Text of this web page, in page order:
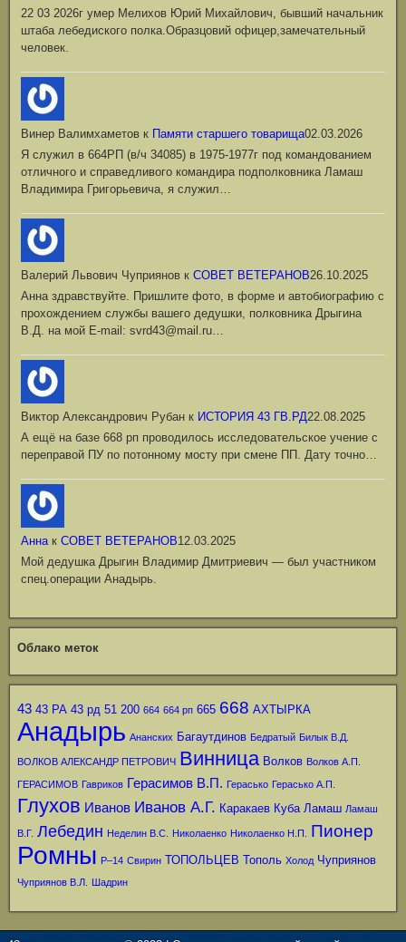
22 03 2026г умер Мелихов Юрий Михайлович, бывший начальник
штаба лебедиского полка.Образцовий офицер,замечательный
человек.
Винер Валимхаметов к Памяти старшего товарища02.03.2026
Я служил в 664РП (в/ч 34085) в 1975-1977г под командованием
отличного и справедливого командира подполковника Ламаш
Владимира Григорьевича, я служил…
Валерий Львович Чуприянов к СОВЕТ ВЕТЕРАНОВ26.10.2025
Анна здравствуйте. Пришлите фото, в форме и автобиографию с
прохождением службы вашего дедушки, полковника Дрыгина
В.Д. на мой Е-mail: svrd43@mail.ru…
Виктор Александрович Рубан к ИСТОРИЯ 43 ГВ.РД22.08.2025
А ещё на базе 668 рп проводилось исследовательское учение с
переправой ПУ по потонному мосту при смене ПП. Дату точно…
Аннак СОВЕТ ВЕТЕРАНОВ12.03.2025
Мой дедушка Дрыгин Владимир Дмитриевич — был участником
спец.операции Анадырь.
Облако меток
43 43 РА 43 рд 51 200 664 664 рп 665 668 АХТЫРКА
Анадырь Ананских Багаутдинов Бедратый Билык В.Д.
ВОЛКОВ АЛЕКСАНДР ПЕТРОВИЧ Винница Волков Волков А.П.
ГЕРАСИМОВ Гавриков Герасимов В.П. Герасько Герасько А.П.
Глухов Иванов Иванов А.Г. Каракаев Куба Ламаш Ламаш
В.Г. Лебедин Неделин В.С. Николаенко Николаенко Н.П. Пионер
Ромны Р–14 Свирин ТОПОЛЬЦЕВ Тополь Холод Чуприянов
Чуприянов В.Л. Шадрин